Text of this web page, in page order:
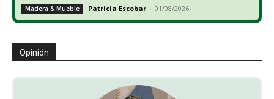
Madera & Mueble Patricia Escobar - 01/08/2026
Opinión